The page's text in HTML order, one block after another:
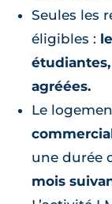
Seules les
éligibles :
agréées.
Le
une durée
mois